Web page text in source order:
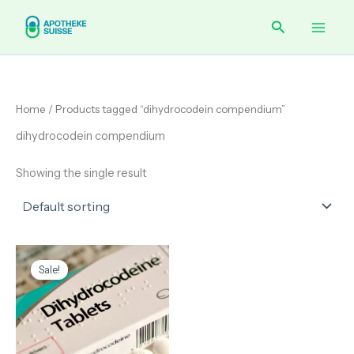
content
Search
Home / Products tagged “dihydrocodein compendium”
dihydrocodein compendium
Showing the single result
Sale!
Original
price
was:
€ 50.00.
Current
price
is:
€ 45.00.